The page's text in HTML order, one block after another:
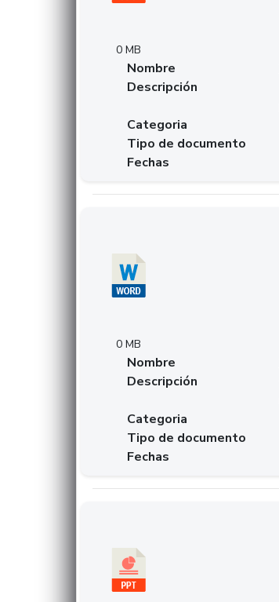
0 MB
Nombre
Descripción
Categoria
Tipo de documento
Fechas
0 MB
Nombre
Descripción
Categoria
Tipo de documento
Fechas